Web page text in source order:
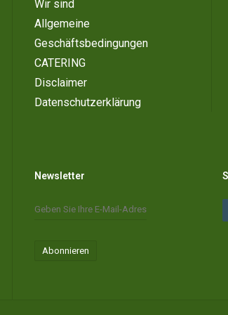
Wir sind
Allgemeine
Geschäftsbedingungen
CATERING
Disclaimer
Datenschutzerklärung
Newsletter
Abonnieren